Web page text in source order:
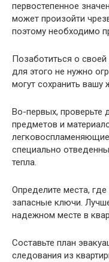
первостепенное
может произойти
поэтому необходимо
Позаботиться о
для этого не нужно
могут сохранить вашу
Во-первых, проверьте
предметов и
специально
тепла.
Определите места,
запасные ключи.
надежном месте в
Составьте план
следования из